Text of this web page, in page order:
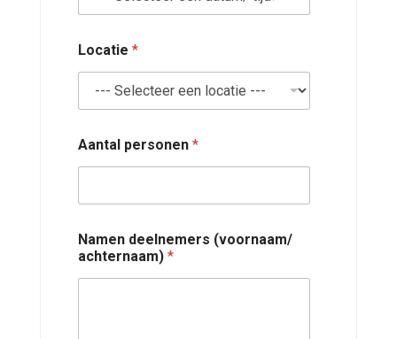
N
aLocatie *
Aantal personen *
Namen deelnemers (voornaam/
achternaam) *